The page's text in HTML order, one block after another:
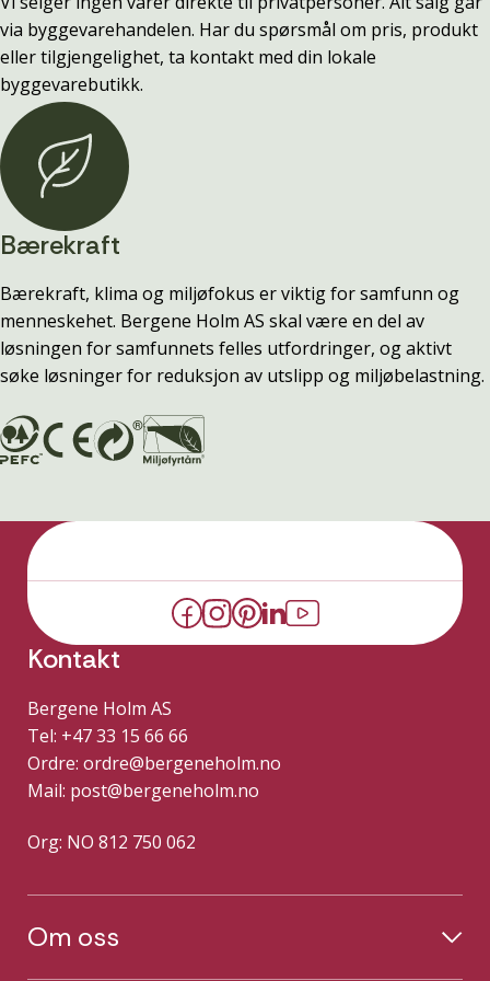
via byggevarehandelen. Har du spørsmål om pris, produkt
eller tilgjengelighet, ta kontakt med din lokale
byggevarebutikk.
Bærekraft
Bærekraft, klima og miljøfokus er viktig for samfunn og
menneskehet. Bergene Holm AS skal være en del av
løsningen for samfunnets felles utfordringer, og aktivt
søke løsninger for reduksjon av utslipp og miljøbelastning.
Kontakt
Bergene Holm AS
Tel: +47 33 15 66 66
Ordre: ordre@bergeneholm.no
Mail: post@bergeneholm.no
Org: NO 812 750 062
Om oss